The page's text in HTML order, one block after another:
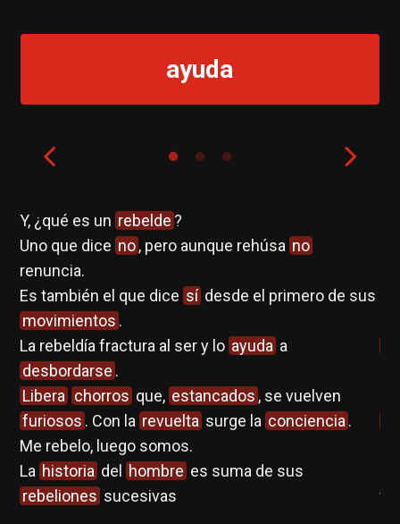
ayuda
Y, ¿qué es un rebelde ?
Uno que dice no, pero aunque rehúsa no
renuncia.
Es también el que dice sí desde el primero de sus
movimientos .
La rebeldía fractura al ser y lo ayuda a
desbordarse .
Libera chorros que, estancados , se vuelven
furiosos . Con la revuelta surge la conciencia.
Me rebelo, luego somos.
La historia del hombre es suma de sus
rebeliones sucesivas